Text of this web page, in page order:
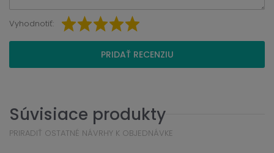
Vyhodnotiť:
PRIDAŤ RECENZIU
Súvisiace produkty
PRIRADIŤ OSTATNÉ NÁVRHY K OBJEDNÁVKE